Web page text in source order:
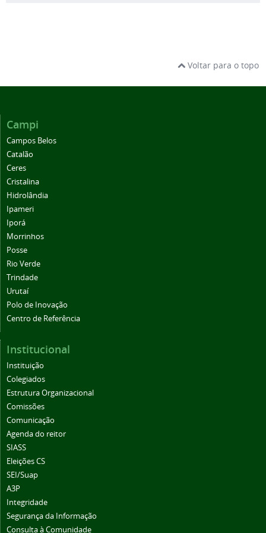
Voltar para o topo
Campi
Campos Belos
Catalão
Ceres
Cristalina
Hidrolândia
Ipameri
Iporá
Morrinhos
Posse
Rio Verde
Trindade
Urutaí
Polo de Inovação
Centro de Referência
Institucional
Instituição
Colegiados
Estrutura Organizacional
Comissões
Comunicação
Agenda do reitor
SIASS
Eleições CS
SEI/Suap
A3P
Integridade
Segurança da Informação
Consulta à Comunidade